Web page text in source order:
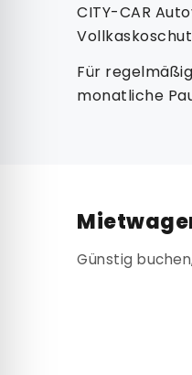
CITY-CAR
Für
monatliche
Günstig